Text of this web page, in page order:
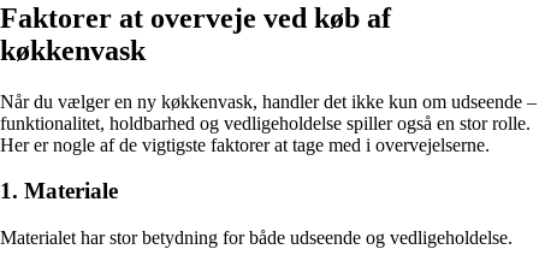
Faktorer at overveje ved køb af
køkkenvask
Når du vælger en ny køkkenvask, handler det ikke kun om udseende –
funktionalitet, holdbarhed og vedligeholdelse spiller også en stor rolle.
Her er nogle af de vigtigste faktorer at tage med i overvejelserne.
1. Materiale
Materialet har stor betydning for både udseende og vedligeholdelse.